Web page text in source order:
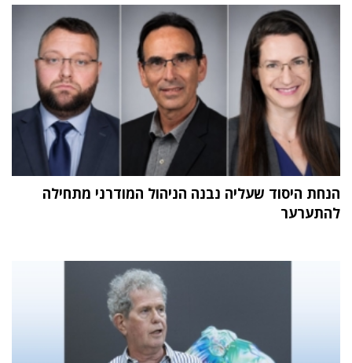
הנחת היסוד שעליה נבנה הניהול המודרני מתחילה
להתערער